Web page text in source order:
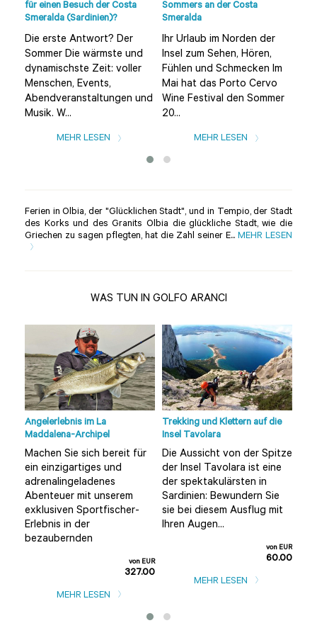
für einen Besuch der Costa
Smeralda (Sardinien)?
Die erste Antwort? Der
Sommer Die wärmste und
dynamischste Zeit: voller
Menschen, Events,
Abendveranstaltungen und
Musik. W...
MEHR LESEN
Sommers an der Costa
Smeralda
Ihr Urlaub im Norden der
Insel zum Sehen, Hören,
Fühlen und Schmecken Im
Mai hat das Porto Cervo
Wine Festival den Sommer
20...
MEHR LESEN
Ferien in Olbia, der "Glücklichen Stadt", und in Tempio, der Stadt
des Korks und des Granits Olbia die glückliche Stadt, wie die
Griechen zu sagen pflegten, hat die Zahl seiner E... MEHR LESEN
WAS TUN IN GOLFO ARANCI
Angelerlebnis im La
Maddalena-Archipel
Machen Sie sich bereit für
ein einzigartiges und
adrenalingeladenes
Abenteuer mit unserem
exklusiven Sportfischer-
Erlebnis in der
bezaubernden
von EUR
327.00
MEHR LESEN
Trekking und Klettern auf die
Insel Tavolara
Die Aussicht von der Spitze
der Insel Tavolara ist eine
der spektakulärsten in
Sardinien: Bewundern Sie
sie bei diesem Ausflug mit
Ihren Augen...
von EUR
60.00
MEHR LESEN